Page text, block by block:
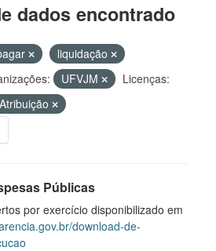
dados encontrado
liquidação
UFVJM
Licenças:
Públicas
por exercício disponibilizado em
download-de-